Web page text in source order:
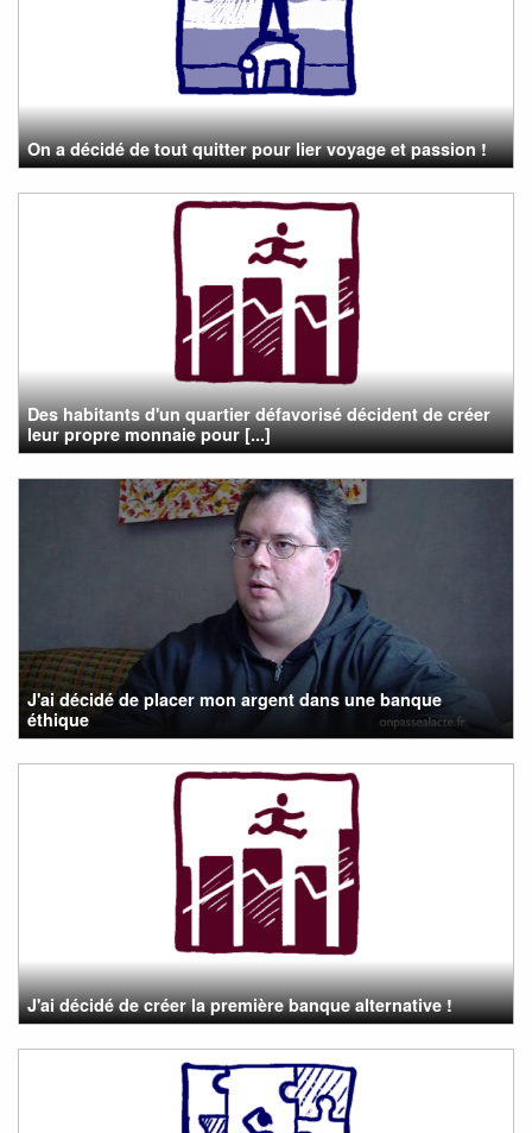
On a décidé de tout quitter pour lier voyage et passion !
Des habitants d'un quartier défavorisé décident de créer
leur propre monnaie pour [...]
J'ai décidé de placer mon argent dans une banque
éthique
J'ai décidé de créer la première banque alternative !